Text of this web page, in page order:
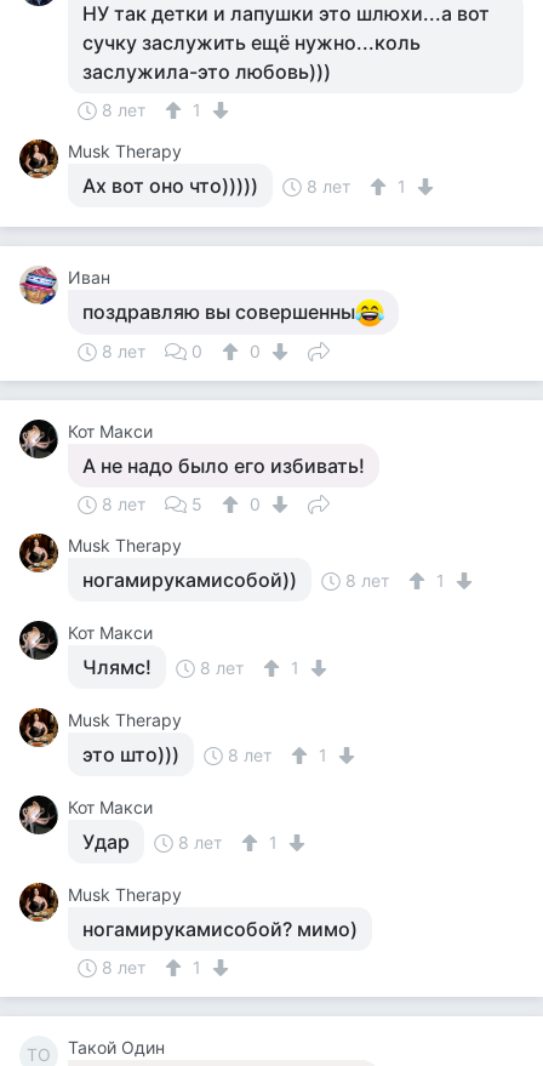
НУ так детки и лапушки это шлюхи...а вот
сучку заслужить ещё нужно...коль
заслужила-это любовь)))
8 лет
1
Musk Therapy
Ах вот оно что))))) 8 лет 1
Иван
поздравляю вы совершенны
8 лет 0 0
Кот Макси
А не надо было его избивать!
8 лет 5
0
Musk Therapy
ногамирукамисобой)) 8 лет 1
Кот Макси
Члямс! 8 лет 1
Musk Therapy
это што))) 8 лет 1
Кот Макси
Удар 8 лет 1
Musk Therapy
ногамирукамисобой? мимо)
8 лет 1
ТО Такой Один